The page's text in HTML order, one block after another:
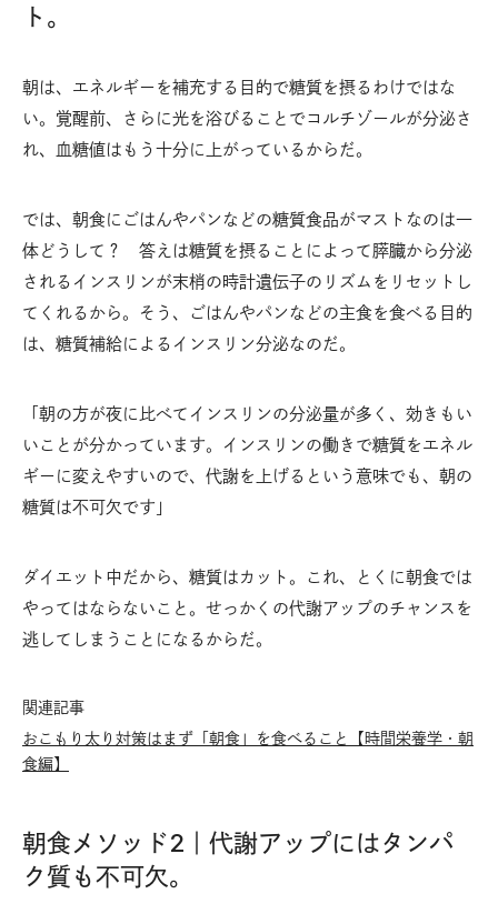
ト。
朝は、エネルギーを補充する目的で糖質を摂るわけではな
い。覚醒前、さらに光を浴びることでコルチゾールが分泌さ
れ、血糖値はもう十分に上がっているからだ。
では、朝食にごはんやパンなどの糖質食品がマストなのは一
体どうして？ 答えは糖質を摂ることによって膵臓から分泌
されるインスリンが末梢の時計遺伝子のリズムをリセットし
てくれるから。そう、ごはんやパンなどの主食を食べる目的
は、糖質補給によるインスリン分泌なのだ。
「朝の方が夜に比べてインスリンの分泌量が多く、効きもい
いことが分かっています。インスリンの働きで糖質をエネル
ギーに変えやすいので、代謝を上げるという意味でも、朝の
糖質は不可欠です」
ダイエット中だから、糖質はカット。これ、とくに朝食では
やってはならないこと。せっかくの代謝アップのチャンスを
逃してしまうことになるからだ。
関連記事
おこもり太り対策はまず「朝食」を食べること【時間栄養学・朝
食編】
朝食メソッド2｜代謝アップにはタンパ
ク質も不可欠。